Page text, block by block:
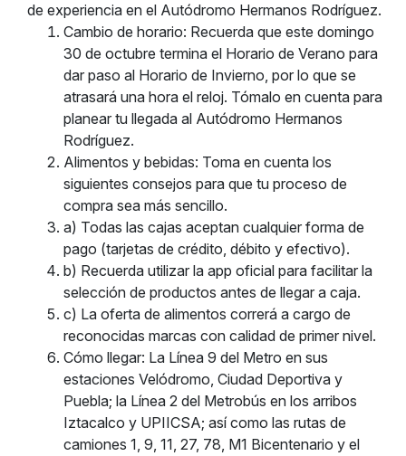
de experiencia en el Autódromo Hermanos Rodríguez.
Cambio de horario: Recuerda que este domingo
30 de octubre termina el Horario de Verano para
dar paso al Horario de Invierno, por lo que se
atrasará una hora el reloj. Tómalo en cuenta para
planear tu llegada al Autódromo Hermanos
Rodríguez.
Alimentos y bebidas: Toma en cuenta los
siguientes consejos para que tu proceso de
compra sea más sencillo.
a) Todas las cajas aceptan cualquier forma de
pago (tarjetas de crédito, débito y efectivo).
b) Recuerda utilizar la app oficial para facilitar la
selección de productos antes de llegar a caja.
c) La oferta de alimentos correrá a cargo de
reconocidas marcas con calidad de primer nivel.
Cómo llegar: La Línea 9 del Metro en sus
estaciones Velódromo, Ciudad Deportiva y
Puebla; la Línea 2 del Metrobús en los arribos
Iztacalco y UPIICSA; así como las rutas de
camiones 1, 9, 11, 27, 78, M1 Bicentenario y el